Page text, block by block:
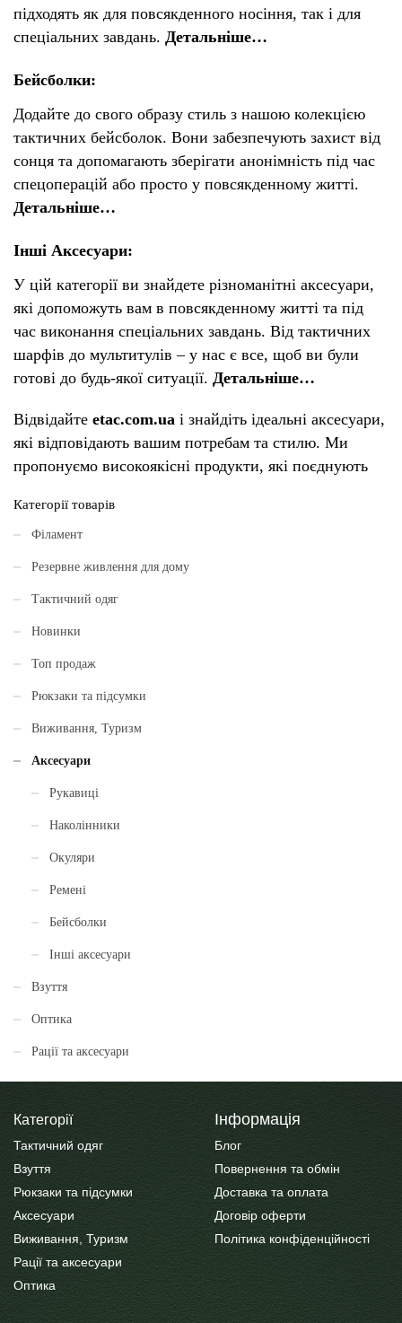
підходять як для повсякденного носіння, так і для
спеціальних завдань. Детальніше…
Бейсболки:
Додайте до свого образу стиль з нашою колекцією
тактичних бейсболок. Вони забезпечують захист від
сонця та допомагають зберігати анонімність під час
спецоперацій або просто у повсякденному житті.
Детальніше…
Інші Аксесуари:
У цій категорії ви знайдете різноманітні аксесуари,
які допоможуть вам в повсякденному житті та під
час виконання спеціальних завдань. Від тактичних
шарфів до мультитулів – у нас є все, щоб ви були
готові до будь-якої ситуації. Детальніше…
Відвідайте etac.com.ua і знайдіть ідеальні аксесуари,
які відповідають вашим потребам та стилю. Ми
пропонуємо високоякісні продукти, які поєднують
Категорії товарів
Філамент
Резервне живлення для дому
Тактичний одяг
Новинки
Топ продаж
Рюкзаки та підсумки
Виживання, Туризм
Аксесуари
Рукавиці
Наколінники
Окуляри
Ремені
Бейсболки
Інші аксесуари
Взуття
Оптика
Рації та аксесуари
Категорії
Тактичний одяг
Взуття
Рюкзаки та підсумки
Аксесуари
Виживання, Туризм
Рації та аксесуари
Оптика
Інформація
Блог
Повернення та обмін
Доставка та оплата
Договір оферти
Політика конфіденційності